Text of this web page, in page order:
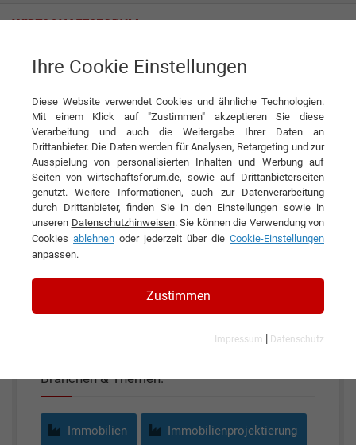
Bayernhaus Wohn- und Gewerbebau GmbH
KONTAKT
Bayernhaus Wohn- und
Gewerbebau GmbH
Branchen & Themen:
Immobilien Immobilienprojektierung
Ihre Cookie Einstellungen
Diese Website verwendet Cookies und ähnliche Technologien.
Mit einem Klick auf "Zustimmen" akzeptieren Sie diese
Verarbeitung und auch die Weitergabe Ihrer Daten an
Drittanbieter. Die Daten werden für Analysen, Retargeting und zur
Ausspielung von personalisierten Inhalten und Werbung auf
Seiten von wirtschaftsforum.de, sowie auf Drittanbieterseiten
genutzt. Weitere Informationen, auch zur Datenverarbeitung
durch Drittanbieter, finden Sie in den Einstellungen sowie in
unseren Datenschutzhinweisen. Sie können die Verwendung von
Cookies ablehnen oder jederzeit über die Cookie-Einstellungen
anpassen.
Zustimmen
Impressum | Datenschutz